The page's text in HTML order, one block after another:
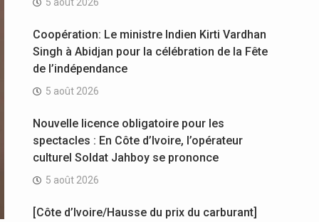
Coopération: Le ministre Indien Kirti Vardhan
Singh à Abidjan pour la célébration de la Fête
de l’indépendance
5 août 2026
Nouvelle licence obligatoire pour les
spectacles : En Côte d’Ivoire, l’opérateur
culturel Soldat Jahboy se prononce
5 août 2026
[Côte d’Ivoire/Hausse du prix du carburant]